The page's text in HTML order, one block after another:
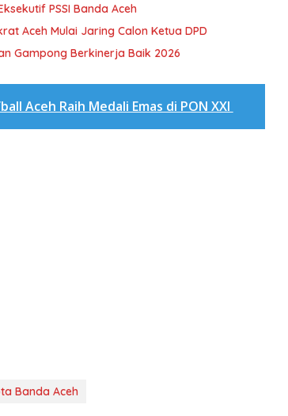
PSSI Banda Aceh
Aceh Mulai Jaring Calon Ketua DPD
Gampong Berkinerja Baik 2026
Aceh Raih Medali Emas di PON XXI
Banda Aceh